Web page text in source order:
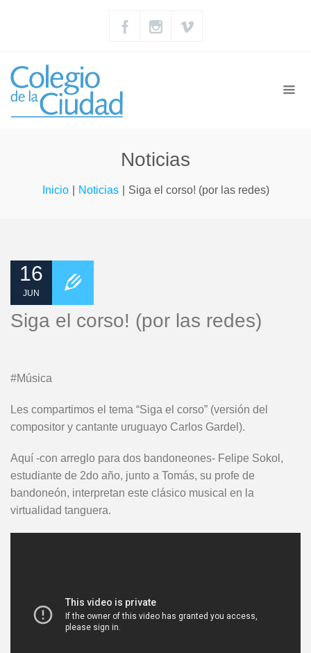
Noticias
Inicio Noticias Siga el corso! (por las redes)
16
JUN
Siga el corso! (por las redes)
#Música
Les compartimos el tema “Siga el corso” (versión del
compositor y cantante uruguayo Carlos Gardel).
Aquí -con arreglo para dos bandoneones- Felipe Sokol,
estudiante de 2do año, junto a Tomás, su profe de
bandoneón, interpretan este clásico musical en la
virtualidad tanguera.